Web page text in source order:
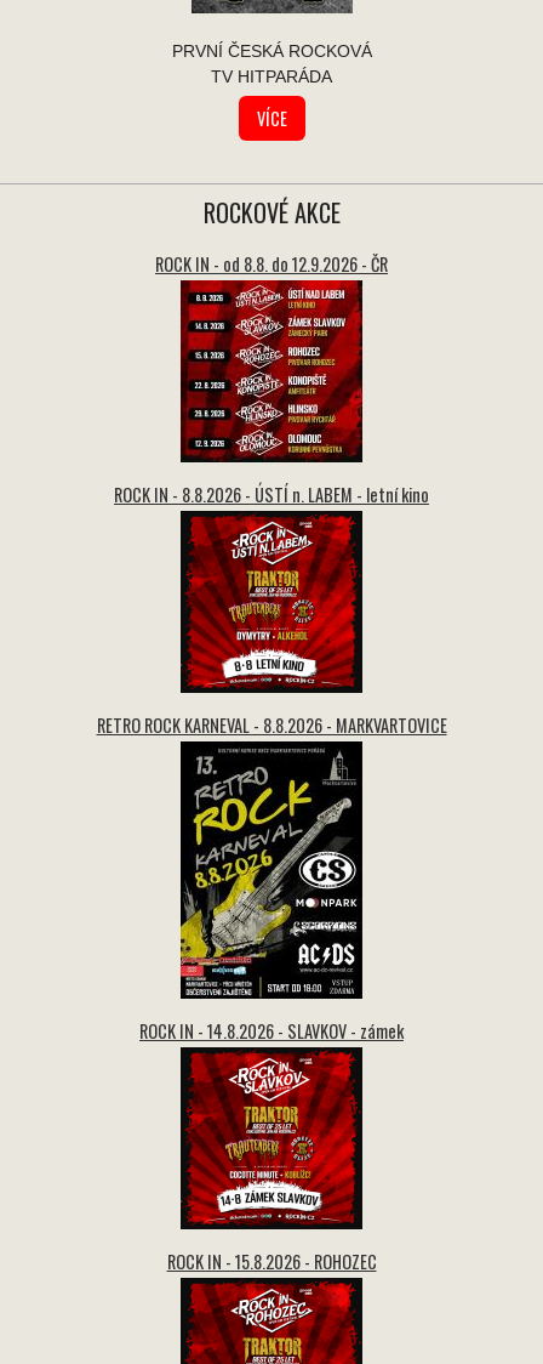
PRVNÍ ČESKÁ ROCKOVÁ
TV HITPARÁDA
VÍCE
ROCKOVÉ AKCE
ROCK IN - od 8.8. do 12.9.2026 - ČR
ROCK IN - 8.8.2026 - ÚSTÍ n. LABEM - letní kino
RETRO ROCK KARNEVAL - 8.8.2026 - MARKVARTOVICE
ROCK IN - 14.8.2026 - SLAVKOV - zámek
ROCK IN - 15.8.2026 - ROHOZEC